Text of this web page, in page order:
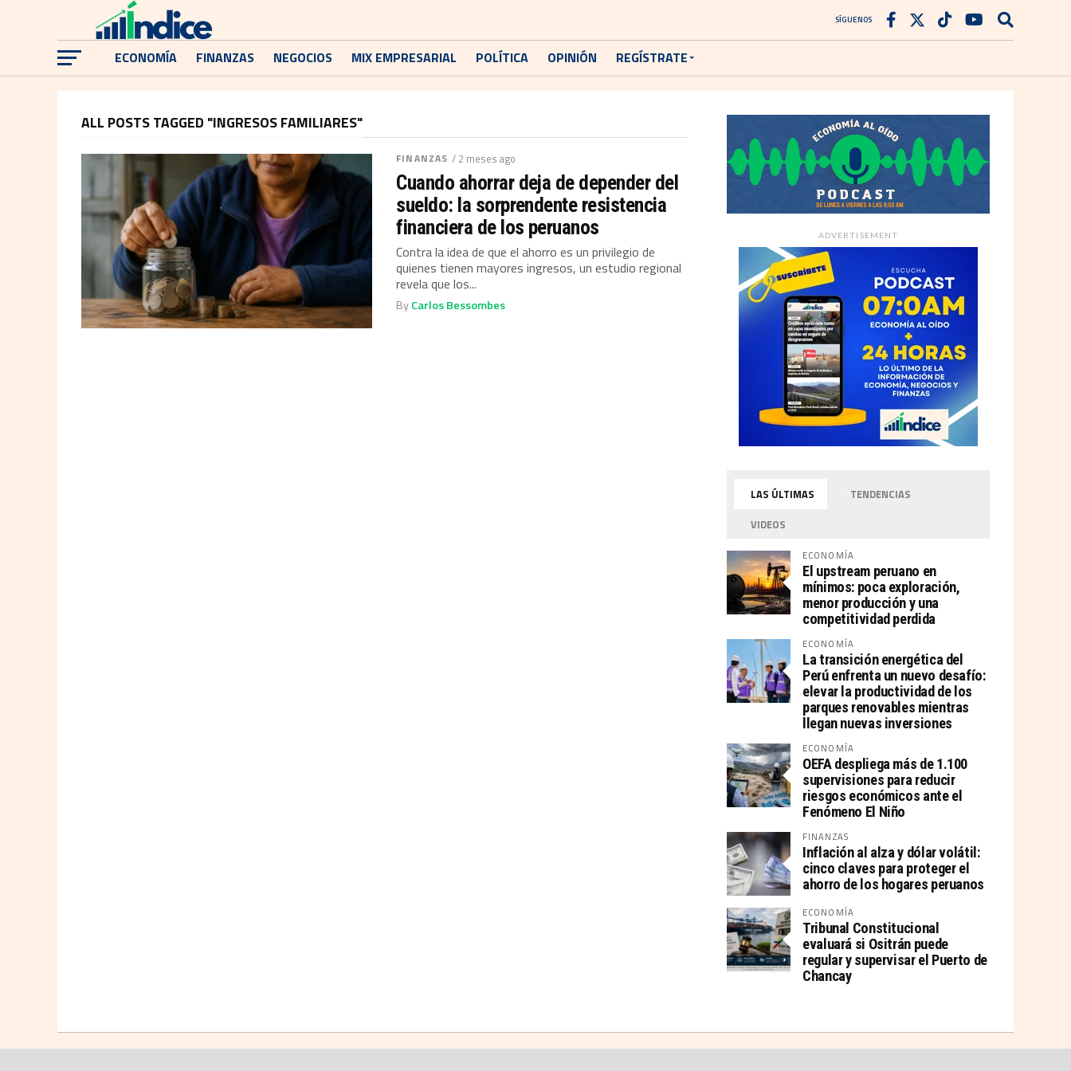
SÍGUENOS
ECONOMÍA FINANZAS NEGOCIOS MIX EMPRESARIAL POLÍTICA OPINIÓN REGÍSTRATE
ALL POSTS TAGGED "INGRESOS FAMILIARES"
FINANZAS / 2 meses ago
Cuando ahorrar deja de depender del
sueldo: la sorprendente resistencia
financiera de los peruanos
Contra la idea de que el ahorro es un privilegio de
quienes tienen mayores ingresos, un estudio regional
revela que los...
ByCarlos Bessombes
ADVERTISEMENT
LAS ÚLTIMAS
TENDENCIAS
VIDEOS
ECONOMÍA
El upstream peruano en
mínimos: poca exploración,
menor producción y una
competitividad perdida
ECONOMÍA
La transición energética del
Perú enfrenta un nuevo desafío:
elevar la productividad de los
parques renovables mientras
llegan nuevas inversiones
ECONOMÍA
OEFA despliega más de 1.100
supervisiones para reducir
riesgos económicos ante el
Fenómeno El Niño
FINANZAS
Inflación al alza y dólar volátil:
cinco claves para proteger el
ahorro de los hogares peruanos
ECONOMÍA
Tribunal Constitucional
evaluará si Ositrán puede
regular y supervisar el Puerto de
Chancay